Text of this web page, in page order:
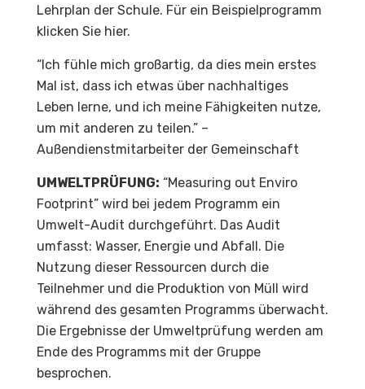
Lehrplan der Schule. Für ein Beispielprogramm
klicken Sie hier.
“Ich fühle mich großartig, da dies mein erstes
Mal ist, dass ich etwas über nachhaltiges
Leben lerne, und ich meine Fähigkeiten nutze,
um mit anderen zu teilen.” –
Außendienstmitarbeiter der Gemeinschaft
UMWELTPRÜFUNG: “Measuring out Enviro
Footprint” wird bei jedem Programm ein
Umwelt-Audit durchgeführt. Das Audit
umfasst: Wasser, Energie und Abfall. Die
Nutzung dieser Ressourcen durch die
Teilnehmer und die Produktion von Müll wird
während des gesamten Programms überwacht.
Die Ergebnisse der Umweltprüfung werden am
Ende des Programms mit der Gruppe
besprochen.